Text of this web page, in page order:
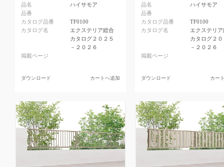
品名
ハイサモア
品番
カタログ品番
TF0100
カタログ名
エクステリア総合
カタログ２０２５
－２０２６
掲載ページ
ダウンロード カートへ追加
品名
ハイサモア
品番
カタログ品番
TF0100
カタログ名
エクステリ
カタログ２
－２０２６
掲載ページ
ダウンロード カー